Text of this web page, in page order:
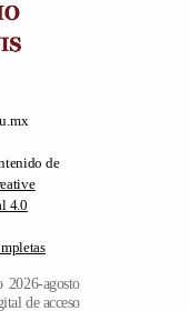
de
4.0
agosto
por el
Estudios